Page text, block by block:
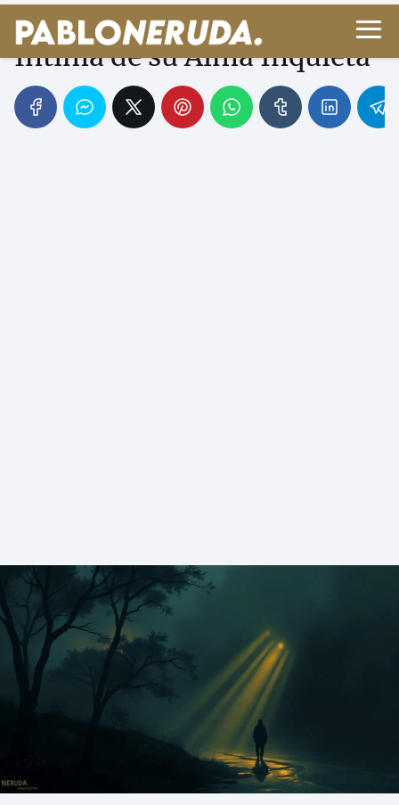
Neruda: La Fotografía
Íntima de su Alma Inquieta